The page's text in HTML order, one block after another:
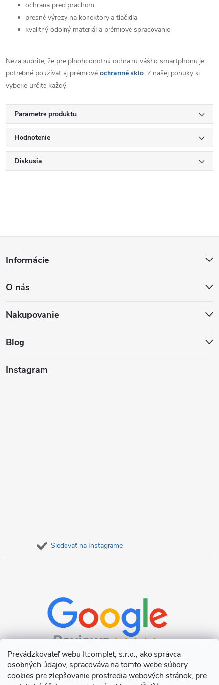
Prevádzkovateľ webu Itcomplet, s.r.o., ako správca
osobných údajov, spracováva na tomto webe súbory
cookies pre zlepšovanie prostredia webových stránok, pre
ochrana pred prachom
presné výrezy na konektory a tlačidla
kvalitný odolný materiál a prémiové spracovanie
Nezabudnite, že pre plnohodnotnú ochranu vášho smartphonu je
potrebné používať aj prémiové ochranné sklo. Z našej ponuky si
vyberie určite každý.
Parametre produktu
Hodnotenie
Diskusia
p
ä
Informácie
O nás
Nakupovanie
Blog
Instagram
Sledovať na Instagrame